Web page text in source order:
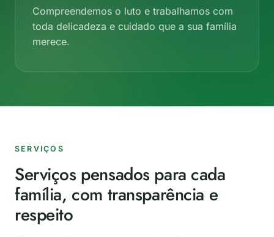
Compreendemos o luto e trabalhamos com
toda delicadeza e cuidado que a sua família
merece.
SERVIÇOS
Serviços pensados para cada
família, com transparência e
respeito